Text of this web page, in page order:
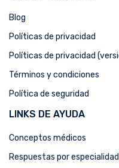
Blog
Políticas de privacidad
Políticas de privacidad
Términos y condiciones
Política de seguridad
LINKS DE AYUDA
Conceptos médicos
Respuestas por especialidad